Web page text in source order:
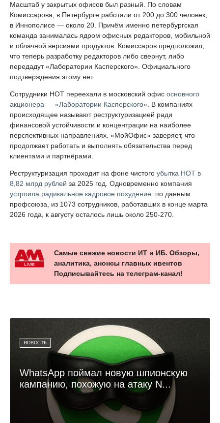
Масштаб у закрытых офисов был разный. По словам
Комиссарова, в Петербурге работали от 200 до 300 человек,
в Иннополисе — около 20. Причём именно петербургская
команда занималась ядром офисных редакторов, мобильной
и облачной версиями продуктов. Комиссаров предположил,
что теперь разработку редакторов либо свернут, либо
передадут «Лаборатории Касперского». Официального
подтверждения этому нет.
Сотрудники НОТ переехали в московский офис основного
акционера — «Лаборатории Касперского». В компаниях
происходящее называют реструктуризацией ради
финансовой устойчивости и концентрации на наиболее
перспективных направлениях. «МойОфис» заверяет, что
продолжает работать и выполнять обязательства перед
клиентами и партнёрами.
Реструктуризация проходит на фоне чистого убытка НОТ в
8,82 млрд рублей за 2025 год. Одновременно компания
устроила радикальное кадровое похудение: по данным
профсоюза, из 1073 сотрудников, работавших в конце марта
2026 года, к августу осталось лишь около 250-270.
Самые свежие новости ИТ и ИБ. Обзоры,
аналитика, анонсы главных ивентов
Подписывайтесь на телеграм-канал!
НОВОСТЬ
WhatsApp поймал новую шпионскую
кампанию, похожую на атаку N...